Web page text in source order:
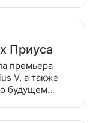
Приуса
премьера
V, а также
будущем